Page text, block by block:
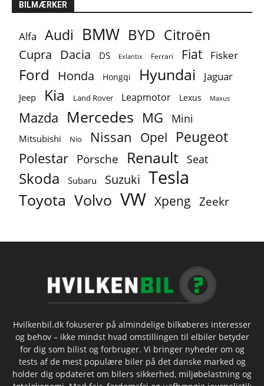
BILMÆRKER
Alfa Audi BMW BYD Citroën
Cupra Dacia DS Exlantix Ferrari Fiat Fisker
Ford Honda Hongqi Hyundai Jaguar
Jeep Kia Land Rover Leapmotor Lexus Maxus
Mazda Mercedes MG Mini
Mitsubishi Nio Nissan Opel Peugeot
Polestar Porsche Renault Seat
Skoda Subaru Suzuki Tesla
Toyota Volvo VW Xpeng Zeekr
Hvilkenbil.dk fokuserer på almindelige bilkøberes interesser
og behov – ikke mindst hvad omstillingen til elbiler betyder
for dig som bilist og forbruger. Vi bringer nyheder om og
tests af de mest populære biler på det danske marked og
holder dig opdateret om bilers sikkerhed, miljøbelastning og